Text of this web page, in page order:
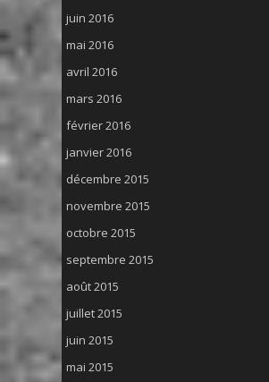
juin 2016
mai 2016
avril 2016
mars 2016
février 2016
janvier 2016
décembre 2015
novembre 2015
octobre 2015
septembre 2015
août 2015
juillet 2015
juin 2015
mai 2015